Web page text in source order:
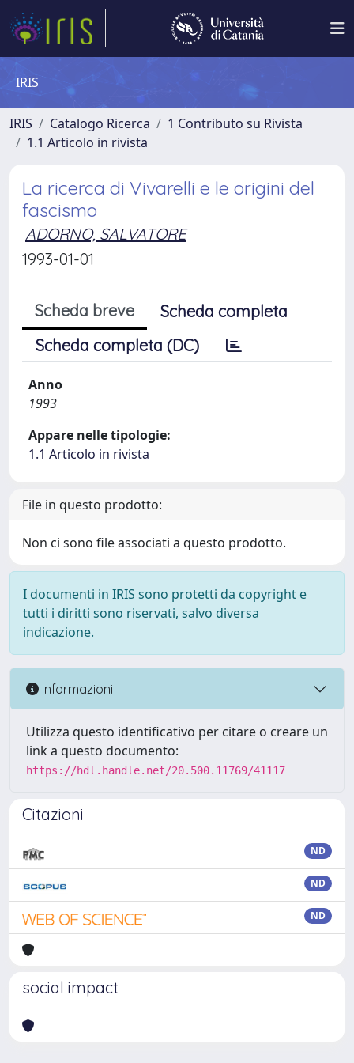
IRIS
IRIS Catalogo Ricerca
1 Contributo su Rivista
1.1 Articolo in rivista
La ricerca di Vivarelli e le origini del
fascismo
ADORNO, SALVATORE
1993-01-01
Scheda breve
Scheda completa
Scheda completa (DC)
Anno
1993
Appare nelle tipologie:
1.1 Articolo in rivista
File in questo prodotto:
Non ci sono file associati a questo prodotto.
I documenti in IRIS sono protetti da copyright e
tutti i diritti sono riservati, salvo diversa
indicazione.
Informazioni
Utilizza questo identificativo per citare o creare un
link a questo documento:
https://hdl.handle.net/20.500.11769/41117
Citazioni
ND
ND
ND
social impact